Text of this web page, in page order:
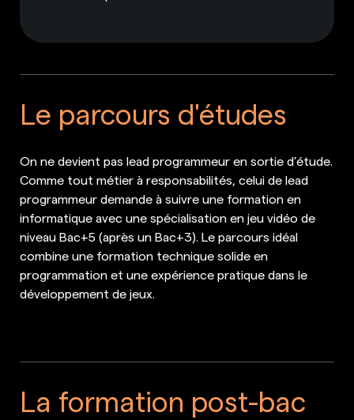
Le parcours d'études
On ne devient pas lead programmeur en sortie d’étude.
Comme tout métier à responsabilités, celui de lead
programmeur demande à suivre une formation en
informatique avec une spécialisation en jeu vidéo de
niveau Bac+5 (après un Bac+3). Le parcours idéal
combine une formation technique solide en
programmation et une expérience pratique dans le
développement de jeux.
La formation post-bac